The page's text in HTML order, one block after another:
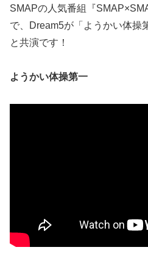
SMAPの人気番組『
で、Dream5が「ようかい体操
と共演です！
ようかい体操第一